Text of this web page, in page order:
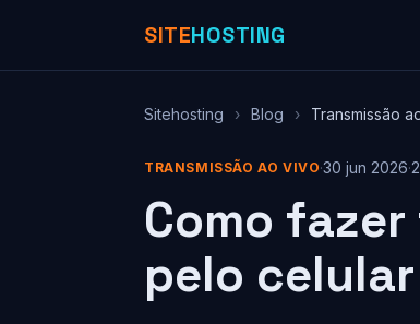
SITEHOSTING
Sitehosting › Blog › Transmissão
TRANSMISSÃO AO VIVO·30 jun 2026·
Como
pelo